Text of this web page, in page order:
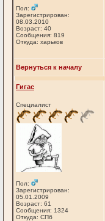
Пол:
Зарегистрирован:
08.03.2010
Возраст: 40
Сообщения: 819
Откуда: харьков
Вернуться к началу
Гигас
Специалист
Пол:
Зарегистрирован:
05.01.2009
Возраст: 61
Сообщения: 1324
Откуда: СПб